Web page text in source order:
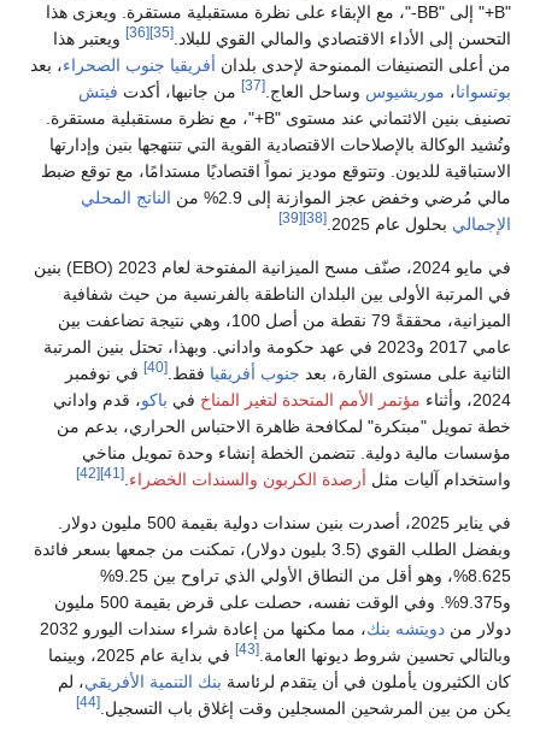
"B+" إلى "BB-"، مع الإبقاء على نظرة مستقبلية مستقرة. ويعزى هذا
التحسن إلى الأداء الاقتصادي والمالي القوي للبلاد. [35]
[36]
ويعتبر هذا
من أعلى التصنيفات الممنوحة لإحدى بلدان أفريقيا جنوب الصحراء، بعد
بوتسوانا، موريشيوس وساحل العاج. [37] من جانبها، أكدت فيتش
تصنيف بنين الائتماني عند مستوى "B+"، مع نظرة مستقبلية مستقرة.
وتُشيد الوكالة بالإصلاحات الاقتصادية القوية التي تنتهجها بنين وإدارتها
الاستباقية للديون. وتتوقع موديز نمواً اقتصاديًا مستدامًا، مع توقع ضبط
مالي مُرضي وخفض عجز الموازنة إلى 2.9% من
الناتج المحلي
الإجمالي بحلول عام 2025. [38]
[39]
في مايو 2024، صنّف مسح الميزانية المفتوحة لعام 2023 (EBO) بنين
في المرتبة الأولى بين البلدان الناطقة بالفرنسية من حيث شفافية
الميزانية، محققةً 79 نقطة من أصل 100، وهي نتيجة تضاعفت بين
عامي 2017 و2023 في عهد حكومة واداني. وبهذا، تحتل بنين المرتبة
الثانية على مستوى القارة، بعد جنوب أفريقيا فقط. [40]
في نوفمبر
2024، وأثناء
مؤتمر الأمم المتحدة لتغير المناخ في باكو، قدم واداني
خطة تمويل "مبتكرة" لمكافحة ظاهرة الاحتباس الحراري، بدعم من
مؤسسات مالية دولية. تتضمن الخطة إنشاء وحدة تمويل مناخي
واستخدام آليات مثل أرصدة الكربون والسندات الخضراء [41]
[42]
في يناير 2025، أصدرت بنين سندات دولية بقيمة 500 مليون دولار.
وبفضل الطلب القوي (3.5 بليون دولار)، تمكنت من جمعها بسعر فائدة
8.625%، وهو أقل من النطاق الأولي الذي تراوح بين 9.25%
و9.375%. وفي الوقت نفسه، حصلت على قرض بقيمة 500 مليون
دولار من دويتشه بنك
، مما مكنها من إعادة شراء سندات اليورو 2032
وبالتالي تحسين شروط ديونها العامة. [43]
في بداية عام 2025، وبينما
كان الكثيرون يأملون في أن يتقدم لرئاسة بنك التنمية الأفريقي، لم
يكن من بين المرشحين المسجلين وقت إغلاق باب التسجيل. [44]